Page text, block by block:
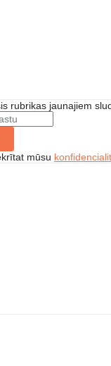
rubrikas jaunajiem
mūsu